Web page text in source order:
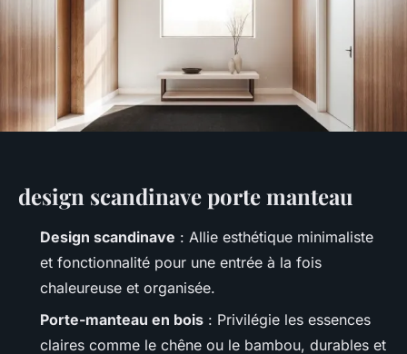
design scandinave porte manteau
Design scandinave : Allie esthétique minimaliste
et fonctionnalité pour une entrée à la fois
chaleureuse et organisée.
Porte-manteau en bois : Privilégie les essences
claires comme le chêne ou le bambou, durables et